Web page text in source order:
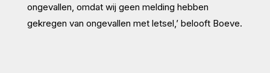
ongevallen, omdat wij geen melding hebben
gekregen van ongevallen met letsel,’ belooft Boeve.